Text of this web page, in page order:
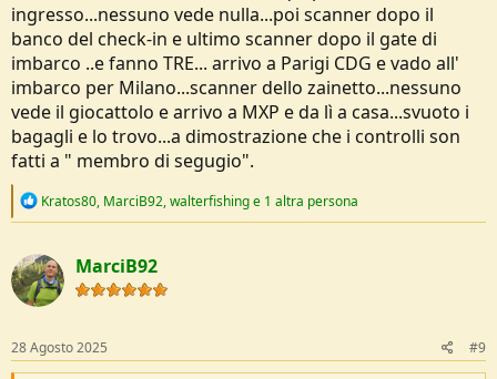
ingresso...nessuno vede nulla...poi scanner dopo il
banco del check-in e ultimo scanner dopo il gate di
imbarco ..e fanno TRE... arrivo a Parigi CDG e vado all'
imbarco per Milano...scanner dello zainetto...nessuno
vede il giocattolo e arrivo a MXP e da lì a casa...svuoto i
bagagli e lo trovo...a dimostrazione che i controlli son
fatti a " membro di segugio".
R
c
t
i
o
s
:
Kratos80, MarciB92,walterfishinge 1 altra persona
MarciB92
28 Agosto 2025 #9